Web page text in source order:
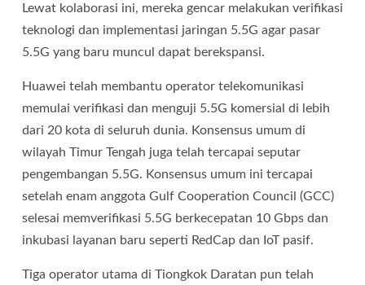
Lewat kolaborasi ini, mereka gencar melakukan verifikasi
teknologi dan implementasi jaringan 5.5G agar pasar
5.5G yang baru muncul dapat berekspansi.
Huawei telah membantu operator telekomunikasi
memulai verifikasi dan menguji 5.5G komersial di lebih
dari 20 kota di seluruh dunia. Konsensus umum di
wilayah Timur Tengah juga telah tercapai seputar
pengembangan 5.5G. Konsensus umum ini tercapai
setelah enam anggota Gulf Cooperation Council (GCC)
selesai memverifikasi 5.5G berkecepatan 10 Gbps dan
inkubasi layanan baru seperti RedCap dan IoT pasif.
Tiga operator utama di Tiongkok Daratan pun telah